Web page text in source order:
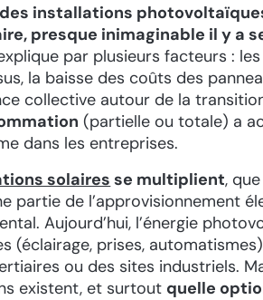
installations
presque inimaginable il y a
par plusieurs facteurs :
la baisse des coûts des
collective autour de la
(partielle ou totale) a
dans les entreprises.
solaires se multiplient,
partie de l’approvisionnement
Aujourd’hui, l’énergie
(éclairage, prises,
ou des sites industriels.
existent, et surtout quelle